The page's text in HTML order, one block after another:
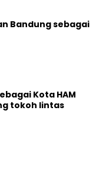
Bandung sebagai
Kota HAM
tokoh lintas